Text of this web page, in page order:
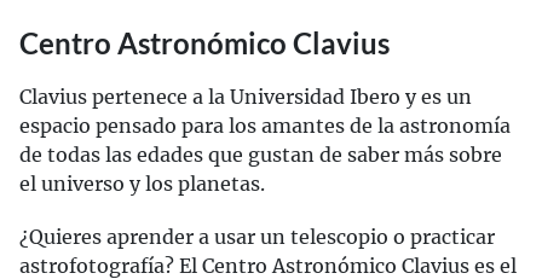
Centro Astronómico Clavius
Clavius pertenece a la Universidad Ibero y es un
espacio pensado para los amantes de la astronomía
de todas las edades que gustan de saber más sobre
el universo y los planetas.
¿Quieres aprender a usar un telescopio o practicar
astrofotografía? El Centro Astronómico Clavius es el